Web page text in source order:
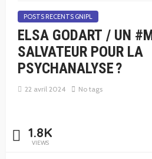
POSTS RECENTS GNIPL
ELSA GODART / UN
SALVATEUR POUR LA
PSYCHANALYSE ?
22 avril 2024 No tags
1.8K
VIEWS